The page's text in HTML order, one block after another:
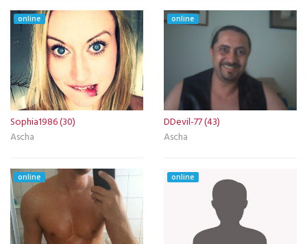
online
Sophia1986 (30)
Ascha
online
DDevil-77 (43)
Ascha
online online